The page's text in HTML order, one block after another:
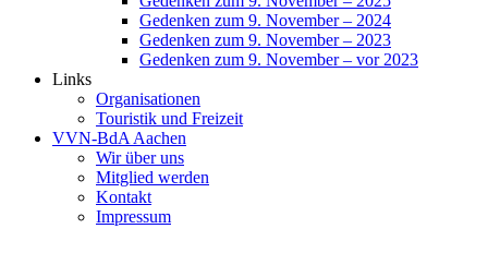
Gedenken zum 9. November – 2024
Gedenken zum 9. November – 2023
Gedenken zum 9. November – vor 2023
Links
Organisationen
Touristik und Freizeit
VVN-BdA Aachen
Wir über uns
Mitglied werden
Kontakt
Impressum